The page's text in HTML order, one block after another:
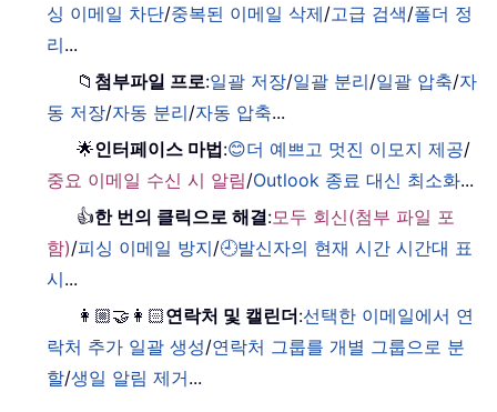
싱 이메일 차단/중복된 이메일 삭제/고급 검색/폴더 정
리...
📁 첨부파일 프로:일괄 저장/일괄 분리/일괄 압축/자
동 저장/자동 분리/자동 압축...
🌟인터페이스 마법:😊더 예쁘고 멋진 이모지 제공/
중요 이메일 수신 시 알림/Outlook 종료 대신 최소화...
👍한 번의 클릭으로 해결:모두 회신(첨부 파일 포
함)/피싱 이메일 방지/🕘발신자의 현재 시간 시간대 표
시...
👩🏼‍🤝‍👩🏻연락처 및 캘린더:선택한 이메일에서 연
락처 추가 일괄 생성/연락처 그룹를 개별 그룹으로 분
할/생일 알림 제거...